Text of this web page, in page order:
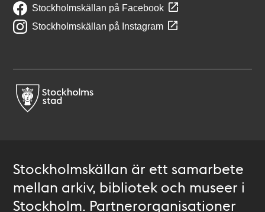
Stockholmskällan på Facebook
Stockholmskällan på Instagram
Stockholmskällan är ett samarbete
mellan arkiv, bibliotek och museer i
Stockholm. Partnerorganisationer